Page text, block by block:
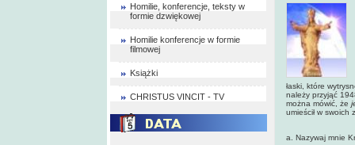
Homilie, konferencje, teksty w
formie dzwiękowej
Homilie konferencje w formie
filmowej
Książki
CHRISTUS VINCIT - TV
łaski, które
należy przyjąć
można mówić, że
umieścił w
a. Nazywaj mnie